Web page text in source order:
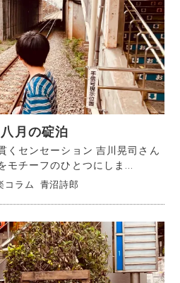
月の碇泊
センセーション 吉川晃司さん
モチーフのひとつにしま...
コラム 青沼詩郎